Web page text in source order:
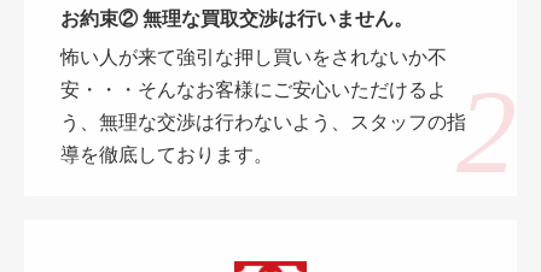
お約束② 無理な買取交渉は行いません。
怖い人が来て強引な押し買いをされないか不
安・・・そんなお客様にご安心いただけるよ
う、無理な交渉は行わないよう、スタッフの指
導を徹底しております。